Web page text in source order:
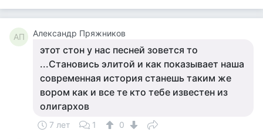
АП Александр Пряжников
этот стон у нас песней зовется то
...Становись элитой и как показывает наша
современная история станешь таким же
вором как и все те кто тебе известен из
олигархов
7 лет 1 0